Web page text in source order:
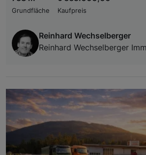
Grundfläche
Kaufpreis
Reinhard Wechselberger
Reinhard Wechselberger